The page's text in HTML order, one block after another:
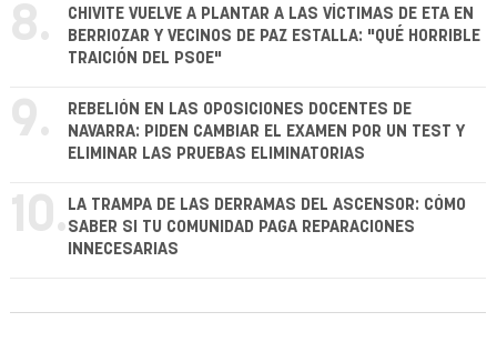
8.
CHIVITE VUELVE A PLANTAR A LAS VÍCTIMAS DE ETA EN
BERRIOZAR Y VECINOS DE PAZ ESTALLA: "QUÉ HORRIBLE
TRAICIÓN DEL PSOE"
9.
REBELIÓN EN LAS OPOSICIONES DOCENTES DE
NAVARRA: PIDEN CAMBIAR EL EXAMEN POR UN TEST Y
ELIMINAR LAS PRUEBAS ELIMINATORIAS
10. LA TRAMPA DE LAS DERRAMAS DEL ASCENSOR: CÓMO
SABER SI TU COMUNIDAD PAGA REPARACIONES
INNECESARIAS